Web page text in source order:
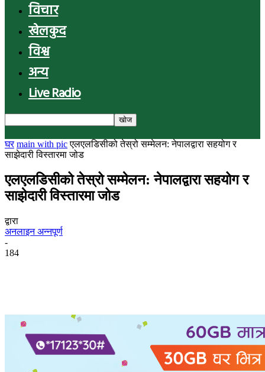
विचार
खेलकुद
विश्व
अन्य
Live Radio
घर main with pic एलएलडिसीको तेस्रो सम्मेलन: नेपालद्वारा सहयोग र
साझेदारी विस्तारमा जोड
एलएलडिसीको तेस्रो सम्मेलन: नेपालद्वारा सहयोग र
साझेदारी विस्तारमा जोड
द्वारा
अनलाइन अन्नपूर्ण
-
184